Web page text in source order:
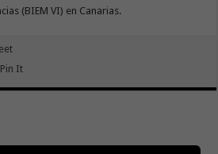
(BIEM VI) en Canarias.